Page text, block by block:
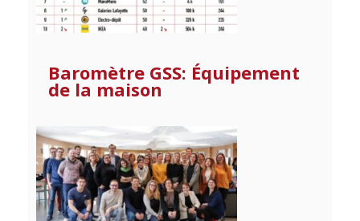
Baromètre GSS: Équipement
de la maison